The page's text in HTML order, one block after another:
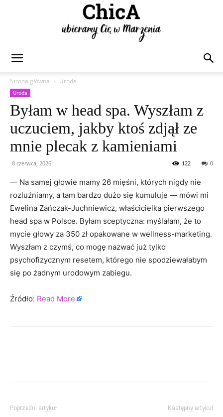
Strona główna
Uroda
Uroda
Byłam w head spa. Wyszłam z
uczuciem, jakby ktoś zdjął ze
mnie plecak z kamieniami
8 czerwca, 2026 0
122
— Na samej głowie mamy 26 mięśni, których nigdy nie
rozluźniamy, a tam bardzo dużo się kumuluje — mówi mi
Ewelina Zańczak-Juchniewicz, właścicielka pierwszego
head spa w Polsce. Byłam sceptyczna: myślałam, że to
mycie głowy za 350 zł opakowane w wellness-marketing.
Wyszłam z czymś, co mogę nazwać już tylko
psychofizycznym resetem, którego nie spodziewałabym
się po żadnym urodowym zabiegu.
Źródło: Read More
Poprzedni artykuł Następny artykuł